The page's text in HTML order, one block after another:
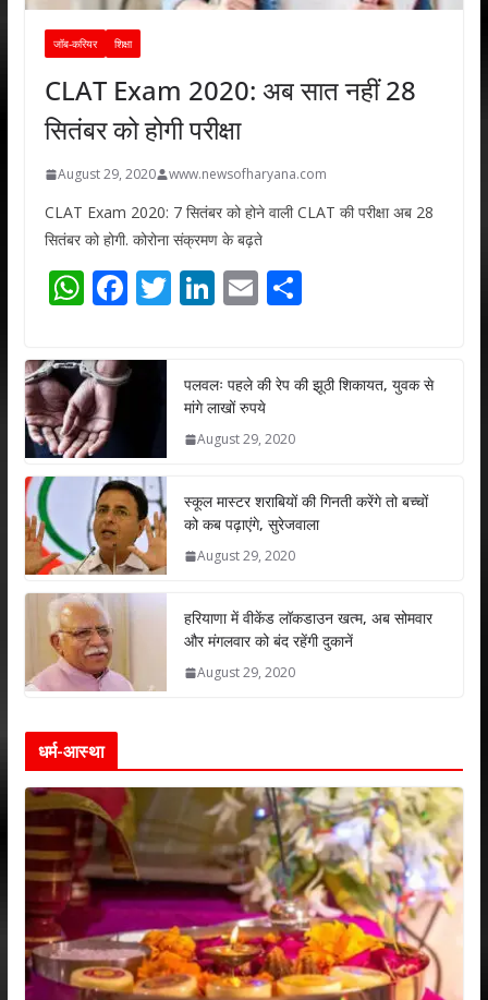
जॉब-करियर शिक्षा
CLAT Exam 2020: अब सात नहीं 28
सितंबर को होगी परीक्षा
August 29, 2020 www.newsofharyana.com
CLAT Exam 2020: 7 सितंबर को होने वाली CLAT की परीक्षा अब 28
सितंबर को होगी. कोरोना संक्रमण के बढ़ते
W
at
s
A
p
p
F
e
b
o
k
T
er
Li
e
dI
n
E
l
S
e
पलवलः पहले की रेप की झूठी शिकायत, युवक से
मांगे लाखों रुपये
August 29, 2020
स्कूल मास्टर शराबियों की गिनती करेंगे तो बच्चों
को कब पढ़ाएंगे, सुरेजवाला
August 29, 2020
हरियाणा में वीकेंड लॉकडाउन खत्म, अब सोमवार
और मंगलवार को बंद रहेंगी दुकानें
August 29, 2020
धर्म-आस्था